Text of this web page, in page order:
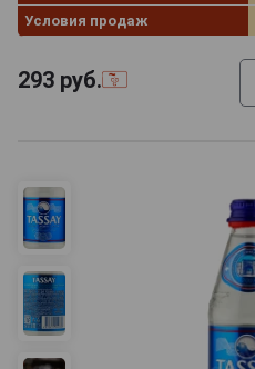
Условия продаж
293 руб.